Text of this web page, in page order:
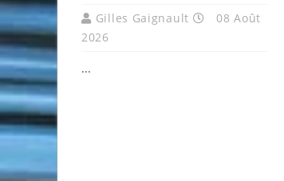
Gilles Gaignault
08 Août
2026
...